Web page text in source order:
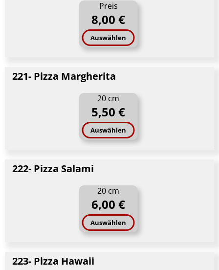
Preis
8,00 €
Auswählen
221- Pizza Margherita
20 cm
5,50 €
Auswählen
222- Pizza Salami
20 cm
6,00 €
Auswählen
223- Pizza Hawaii